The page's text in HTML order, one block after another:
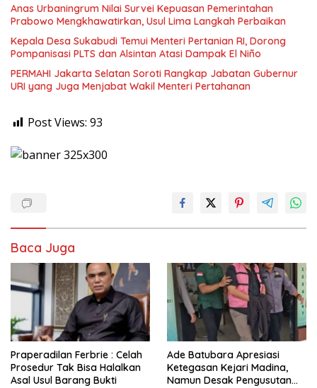
Anas Urbaningrum Nilai Survei Kepuasan Pemerintahan
Prabowo Mengkhawatirkan, Usul Lima Langkah Perbaikan
Kepala Desa Sukabudi Temui Menteri Pertanian RI, Dorong
Pompanisasi PLTS dan Alsintan Atasi Dampak El Niño
PERMAHI Jakarta Selatan Soroti Rangkap Jabatan Gubernur
URI yang Juga Menjabat Wakil Menteri Pertahanan
Post Views: 93
Baca Juga
Praperadilan Ferbrie : Celah
Prosedur Tak Bisa Halalkan
Asal Usul Barang Bukti
Ade Batubara Apresiasi
Ketegasan Kejari Madina,
Namun Desak Pengusutan